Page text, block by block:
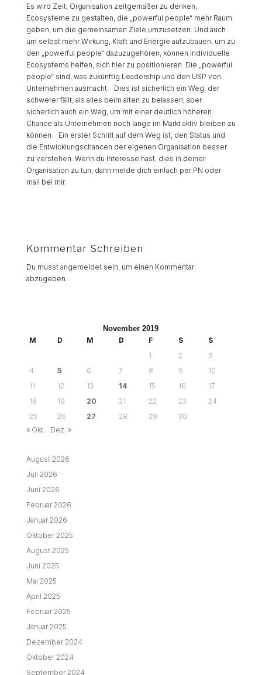
Es wird Zeit, Organisation zeitgemäßer zu denken,
Ecosysteme zu gestalten, die „powerful people“ mehr Raum
geben, um die gemeinsamen Ziele umzusetzen. Und auch
um selbst mehr Wirkung, Kraft und Energie aufzubauen, um zu
den „powerful people“ dazuzugehören, können individuelle
Ecosystems helfen, sich hier zu positionieren. Die „powerful
people“ sind, was zukünftig Leadership und den USP von
Unternehmen ausmacht. Dies ist sicherlich ein Weg, der
schwerer fällt, als alles beim alten zu belassen, aber
sicherlich auch ein Weg, um mit einer deutlich höheren
Chance als Unternehmen noch lange im Markt aktiv bleiben zu
können. Ein erster Schritt auf dem Weg ist, den Status und
die Entwicklungschancen der eigenen Organisation besser
zu verstehen. Wenn du Interesse hast, dies in deiner
Organisation zu tun, dann melde dich einfach per PN oder
mail bei mir.
Kommentar Schreiben
Du musst angemeldetsein, um einen Kommentar
abzugeben.
November 2019
M
D M D F S
S
1
2
3
4
5 6 7 8 9
10
11
12 13 14 15 16
17
18
19 20 21 22 23
24
25
26 27 28 29
30
« Okt.
Dez. »
August 2026
Juli 2026
Juni 2026
Februar 2026
Januar 2026
Oktober 2025
August 2025
Juni 2025
Mai 2025
April 2025
Februar 2025
Januar 2025
Dezember 2024
Oktober 2024
September 2024